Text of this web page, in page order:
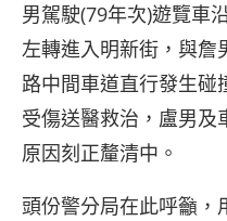
男駕駛(79年次)遊覽車
左轉進入明新街，與詹
路中間車道直行發生碰
受傷送醫救治，盧男及
原因刻正釐清中。
頭份警分局在此呼籲，